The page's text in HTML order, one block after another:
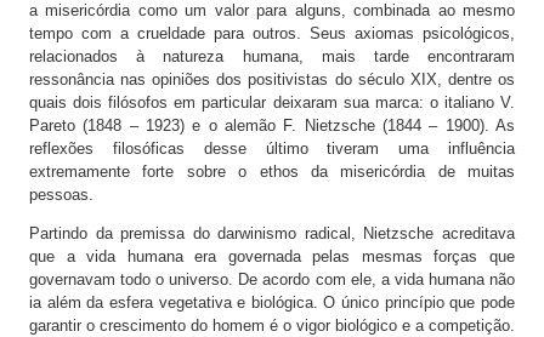
a misericórdia como um valor para alguns, combinada ao mesmo
tempo com a crueldade para outros. Seus axiomas psicológicos,
relacionados à natureza humana, mais tarde encontraram
ressonância nas opiniões dos positivistas do século XIX, dentre os
quais dois filósofos em particular deixaram sua marca: o italiano V.
Pareto (1848 – 1923) e o alemão F. Nietzsche (1844 – 1900). As
reflexões filosóficas desse último tiveram uma influência
extremamente forte sobre o ethos da misericórdia de muitas
pessoas.
Partindo da premissa do darwinismo radical, Nietzsche acreditava
que a vida humana era governada pelas mesmas forças que
governavam todo o universo. De acordo com ele, a vida humana não
ia além da esfera vegetativa e biológica. O único princípio que pode
garantir o crescimento do homem é o vigor biológico e a competição.